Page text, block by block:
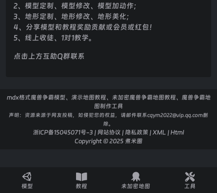
2、模型定制、模型修改、模型加动作；
3、地形定制、地形修改、地形美化；
4、分享模型和教程奖励贡献或会员或红包！
5、线上收徒、1对1教学。
点击上方互助Q群联系
mdx格式魔兽争霸模型、演示地图教程、未加密魔兽争霸地图教程、魔兽争霸地
图制作工具
声明： 资源来源于网友投稿，如侵犯您的权益，请邮件联系cqym2022@vip.qq.com删
除。
浙ICP备15045071号-3 | 网站协议 | 隐私政策 | XML | Html
Copyright © 2025 煮米圈
模型 教程 未加密地图 工具